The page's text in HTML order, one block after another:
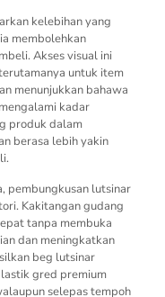
kelebihan yang
membolehkan
Akses visual ini
untuk item
menunjukkan bahawa
kadar
produk dalam
berasa lebih yakin
pembungkusan lutsinar
Kakitangan gudang
tanpa membuka
dan meningkatkan
beg lutsinar
gred premium
selepas tempoh